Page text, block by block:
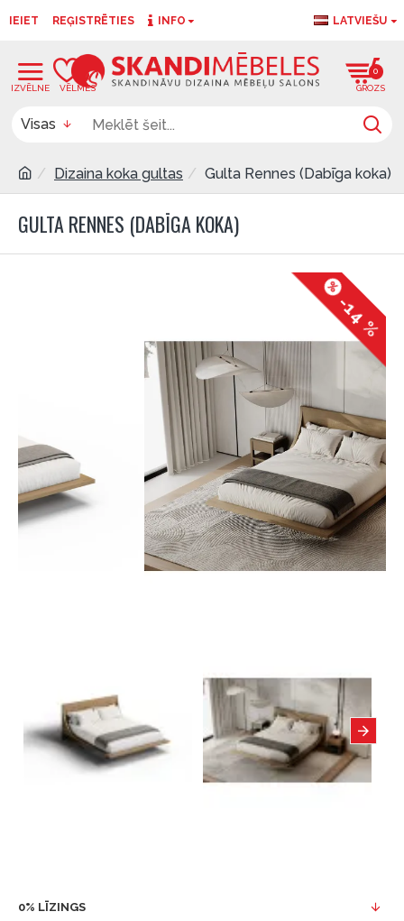
IEIET REĢISTRĒTIES INFO LATVIEŠU
0
Visas
Dizaina koka gultas Gulta Rennes (Dabīga koka)
GULTA RENNES (DABĪGA KOKA)
-14 %
0% LĪZINGS